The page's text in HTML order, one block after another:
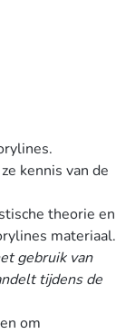
kennis van de
theorie en
materiaal.
gebruik van
tijdens de
om